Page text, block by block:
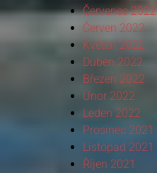
Červenec 2022
Červen 2022
Květen 2022
Duben 2022
Březen 2022
Únor 2022
Leden 2022
Prosinec 2021
Listopad 2021
Říjen 2021